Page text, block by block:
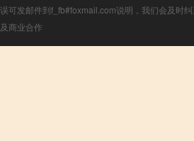
可发邮件到f_fb#foxmail.com说明，我们会及时
商业合作